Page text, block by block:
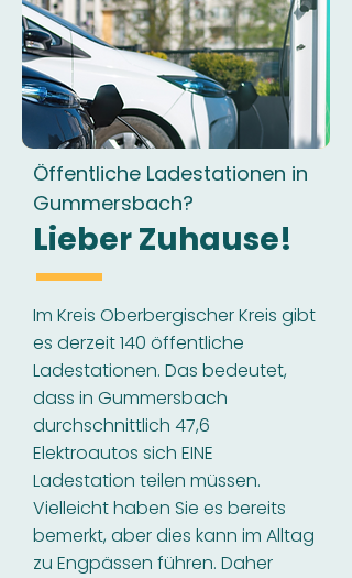
Öffentliche Ladestationen in
Gummersbach?
Lieber Zuhause!
Im Kreis Oberbergischer Kreis gibt
es derzeit 140 öffentliche
Ladestationen. Das bedeutet,
dass in Gummersbach
durchschnittlich 47,6
Elektroautos sich EINE
Ladestation teilen müssen.
Vielleicht haben Sie es bereits
bemerkt, aber dies kann im Alltag
zu Engpässen führen. Daher